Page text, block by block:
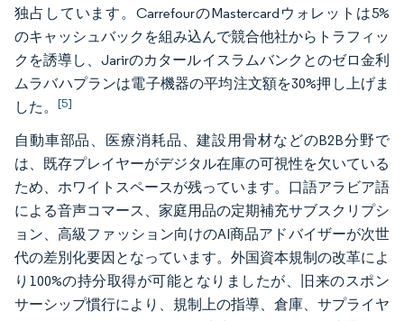
独占しています。CarrefourのMastercardウォレットは5%
のキャッシュバックを組み込んで競合他社からトラフィッ
クを誘導し、Jarirのカタールイスラムバンクとのゼロ金利
ムラバハプランは電子機器の平均注文額を30%押し上げま
した。 [5]
自動車部品、医療消耗品、建設用骨材などのB2B分野で
は、既存プレイヤーがデジタル在庫の可視性を欠いている
ため、ホワイトスペースが残っています。口語アラビア語
による音声コマース、家庭用品の定期補充サブスクリプシ
ョン、高級ファッション向けのAI商品アドバイザーが次世
代の差別化要因となっています。外国資本規制の改革によ
り100%の持分取得が可能となりましたが、旧来のスポン
サーシップ慣行により、規制上の指導、倉庫、サプライヤ